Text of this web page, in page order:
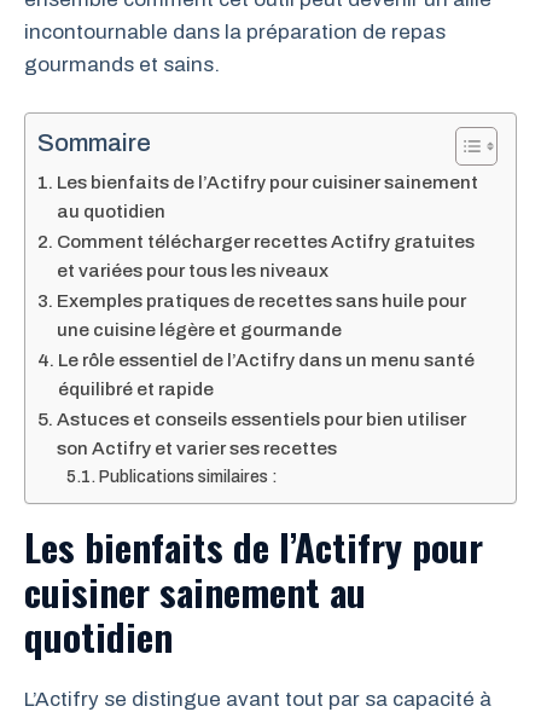
incontournable dans la préparation de repas
gourmands et sains.
Sommaire
Les bienfaits de l’Actifry pour cuisiner sainement
au quotidien
Comment télécharger recettes Actifry gratuites
et variées pour tous les niveaux
Exemples pratiques de recettes sans huile pour
une cuisine légère et gourmande
Le rôle essentiel de l’Actifry dans un menu santé
équilibré et rapide
Astuces et conseils essentiels pour bien utiliser
son Actifry et varier ses recettes
Publications similaires :
Les bienfaits de l’Actifry pour
cuisiner sainement au
quotidien
L’Actifry se distingue avant tout par sa capacité à